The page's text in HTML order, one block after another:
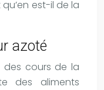
est-il de la
azoté
cours de la
des aliments